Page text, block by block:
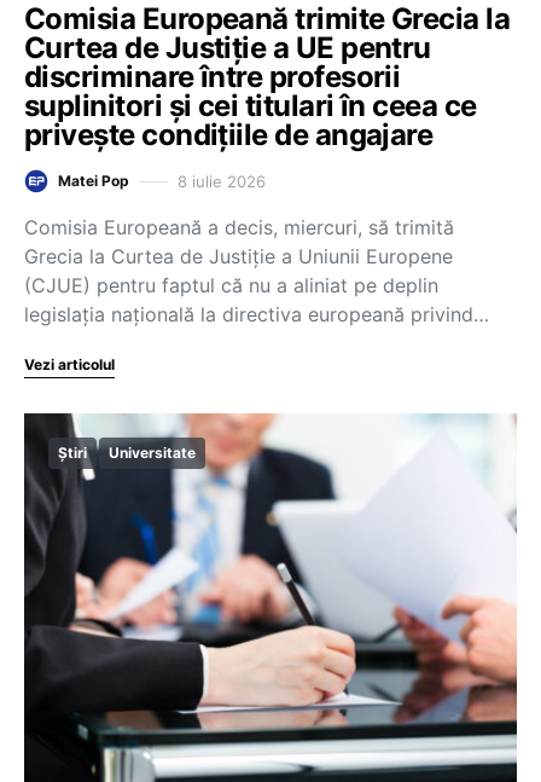
Comisia Europeană trimite Grecia la
Curtea de Justiție a UE pentru
discriminare între profesorii
suplinitori și cei titulari în ceea ce
privește condițiile de angajare
Matei Pop 8 iulie 2026
Comisia Europeană a decis, miercuri, să trimită
Grecia la Curtea de Justiție a Uniunii Europene
(CJUE) pentru faptul că nu a aliniat pe deplin
legislația națională la directiva europeană privind…
Vezi articolul
Știri Universitate